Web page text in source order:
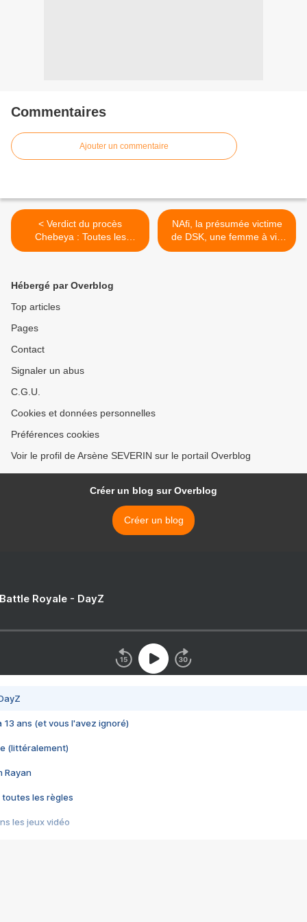
Commentaires
Ajouter un commentaire
< Verdict du procès
Chebeya : Toutes les
parties se pourvoient en
NAfi, la présumée victime
de DSK, une femme à vie
sexuelle accélérée! >
Hébergé par Overblog
Top articles
Pages
Contact
Signaler un abus
C.G.U.
Cookies et données personnelles
Préférences cookies
Voir le profil de Arsène SEVERIN sur le portail Overblog
Créer un blog sur Overblog
Créer un blog
Royale - DayZ
13 ans (et vous l'avez ignoré)
(littéralement)
Rayan
toutes les règles
les jeux vidéo